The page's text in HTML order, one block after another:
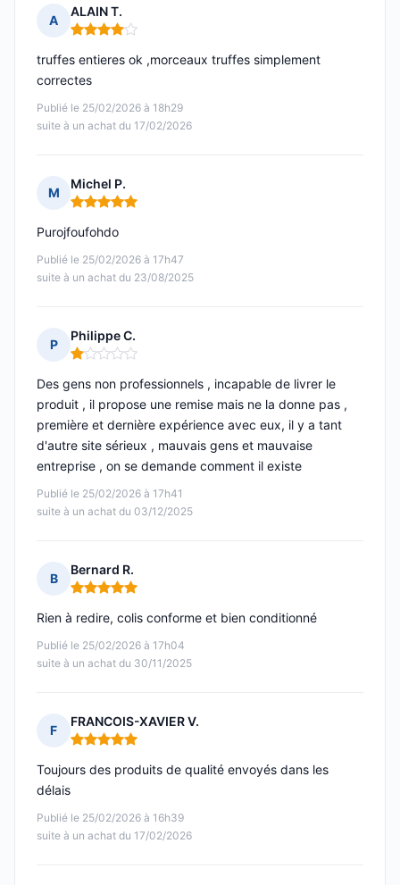
A
ALAIN T.
Note : 4 sur 5
Publié le 25/02/2026 à 18h29
suite à un achat du 17/02/2026
truffes entieres ok ,morceaux truffes simplement
correctes
M
Michel P.
Note : 5 sur 5
Publié le 25/02/2026 à 17h47
suite à un achat du 23/08/2025
Purojfoufohdo
P
Philippe C.
Note : 1 sur 5
Publié le 25/02/2026 à 17h41
suite à un achat du 03/12/2025
Des gens non professionnels , incapable de livrer le
produit , il propose une remise mais ne la donne pas ,
première et dernière expérience avec eux, il y a tant
d'autre site sérieux , mauvais gens et mauvaise
entreprise , on se demande comment il existe
B
Bernard R.
Note : 5 sur 5
Publié le 25/02/2026 à 17h04
suite à un achat du 30/11/2025
Rien à redire, colis conforme et bien conditionné
F
FRANCOIS-XAVIER V.
Note : 5 sur 5
Publié le 25/02/2026 à 16h39
suite à un achat du 17/02/2026
Toujours des produits de qualité envoyés dans les
délais